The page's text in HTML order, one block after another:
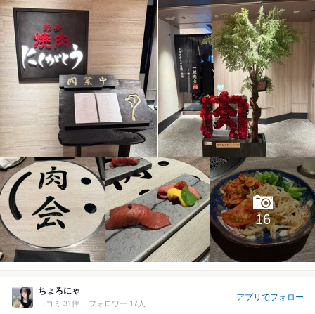
16
ちょろにゃ
口コミ 31件 フォロワー 17人
アプリでフォロー